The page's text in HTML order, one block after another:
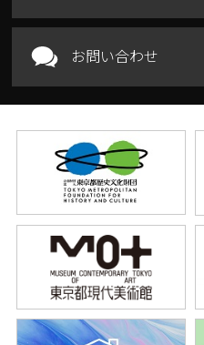
お問い合わせ